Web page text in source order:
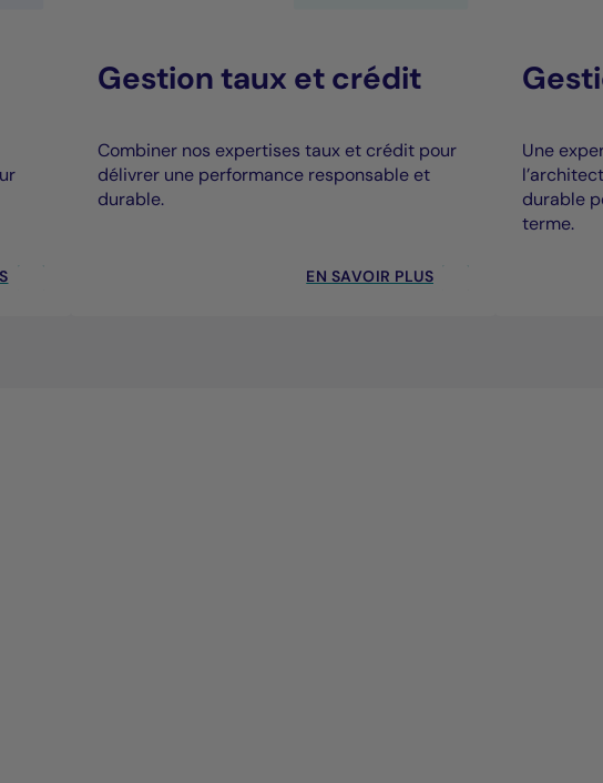
Gestion taux et crédit
Combiner nos expertises taux et crédit pour
délivrer une performance responsable et
durable.
EN SAVOIR PLUS
Une
durable
terme.